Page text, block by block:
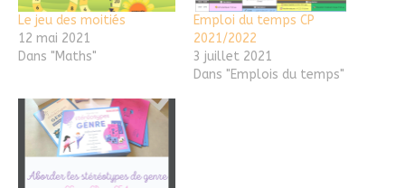
Le jeu des moitiés
12 mai 2021
Dans "Maths"
Emploi du temps CP
2021/2022
3 juillet 2021
Dans "Emplois du temps"